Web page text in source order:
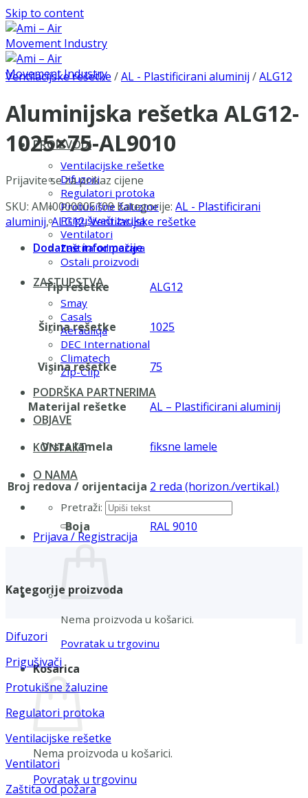
Skip to content
PROIZVODI
Ventilacijske rešetke
Difuzori
Regulatori protoka
Protukišne žaluzine
Prigušivači zvuka
Ventilatori
Zaštita od požara
Ostali proizvodi
ZASTUPSTVA
Smay
Casals
Aerauliqa
DEC International
Climatech
Zip-Clip
PODRŠKA PARTNERIMA
OBJAVE
KONTAKT
O NAMA
Pretraži:
Prijava / Registracija
Nema proizvoda u košarici.
Povratak u trgovinu
Košarica
Nema proizvoda u košarici.
Povratak u trgovinu
Ventilacijske rešetke /AL - Plastificirani aluminij /ALG12
Aluminijska rešetka ALG12-
1025×75-AL9010
Prijavite se za prikaz cijene
SKU: AMI0000005109 Kategorije: AL - Plastificirani
aluminij,ALG12,Ventilacijske rešetke
Dodatne informacije
Tip rešetke ALG12
Širina rešetke 1025
Visina rešetke 75
Materijal rešetke AL – Plastificirani aluminij
Vrsta lamela fiksne lamele
Broj redova / orijentacija 2 reda (horizon./vertikal.)
Boja RAL 9010
Kategorije proizvoda
Difuzori
Prigušivači
Protukišne žaluzine
Regulatori protoka
Ventilacijske rešetke
Ventilatori
Zaštita od požara